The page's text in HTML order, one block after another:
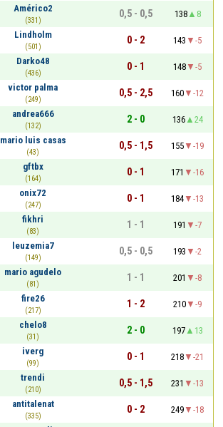
Américo2
(331)
0,5 - 0,5 138
8
Lindholm
(501)
0 - 2 143
-5
Darko48
(436)
0 - 1 148
-5
victor palma
(249)
0,5 - 2,5 160
-12
andrea666
(132)
2 - 0 136
24
mario luis casas
(43)
0,5 - 1,5 155
-19
gftbx
(164)
0 - 1 171
-16
onix72
(247)
0 - 1 184
-13
fikhri
(83)
1 - 1 191
-7
leuzemia7
(149)
0,5 - 0,5 193
-2
mario agudelo
(81)
1 - 1 201
-8
fire26
(217)
1 - 2 210
-9
chelo8
(31)
2 - 0 197
13
iverg
(99)
0 - 1 218
-21
trendi
(210)
0,5 - 1,5 231
-13
antitalenat
(335)
0 - 2 249
-18